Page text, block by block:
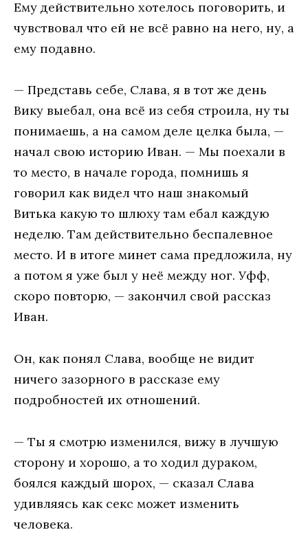
Ему действительно хотелось поговорить, и
чувствовал что ей не всё равно на него, ну, а
ему подавно.
— Представь себе, Слава, я в тот же день
Вику выебал, она всё из себя строила, ну ты
понимаешь, а на самом деле целка была, —
начал свою историю Иван. — Мы поехали в
то место, в начале города, помнишь я
говорил как видел что наш знакомый
Витька какую то шлюху там ебал каждую
неделю. Там действительно беспалевное
место. И в итоге минет сама предложила, ну
а потом я уже был у неё между ног. Уфф,
скоро повторю, — закончил свой рассказ
Иван.
Он, как понял Слава, вообще не видит
ничего зазорного в рассказе ему
подробностей их отношений.
— Ты я смотрю изменился, вижу в лучшую
сторону и хорошо, а то ходил дураком,
боялся каждый шорох, — сказал Слава
удивляясь как секс может изменить
человека.